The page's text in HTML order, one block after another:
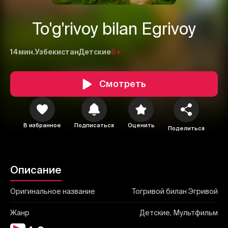
To'g'rivoy bilan Egrivoy
14мин.УзбекистанДетские6+
Смотреть
В избранное Подписаться Оценить Поделиться
Описание
Оригинальное название Тогривой билан Эгривой
Жанр Детские, Мультфильм
1 2 3
Отправить
Отменить Авторизоваться